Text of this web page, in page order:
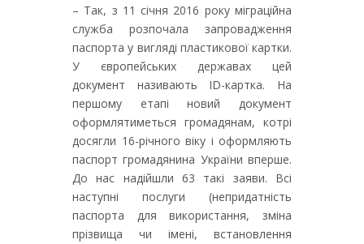
– Так, з 11 січня 2016 року міграційна
служба розпочала запровадження
паспорта у вигляді пластикової картки.
У європейських державах цей
документ називають ID-картка. На
першому етапі новий документ
оформлятиметься громадянам, котрі
досягли 16-річного віку і оформляють
паспорт громадянина України вперше.
До нас надійшли 63 такі заяви. Всі
наступні послуги (непридатність
паспорта для використання, зміна
прізвища чи імені, встановлення